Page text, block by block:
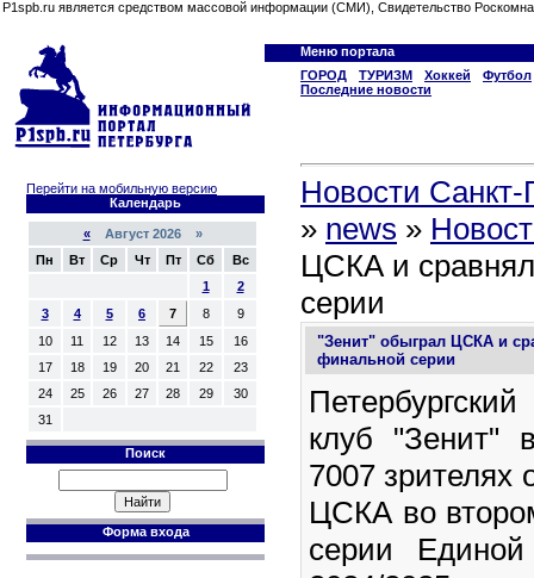
P1spb.ru является средством массовой информации (СМИ), Свидетельство
Меню портала
ГОРОД
ТУРИЗМ Хоккей
Футбол
Последние новости
Перейти на мобильную версию
Календарь
«Август 2026 »
Пн
Вт Ср Чт Пт Сб
Вс
1
2
3
4 5 6 7 8
9
10
11 12 13 14 15
16
17
18 19 20 21 22
23
24
25 26 27 28 29
30
31
Поиск
Форма входа
Новости Санкт-
» news »
ЦСКА и
серии
"Зенит" обыграл ЦСКА и
финальной серии
клуб "Зенит"
7007 зрителях
ЦСКА во
серии